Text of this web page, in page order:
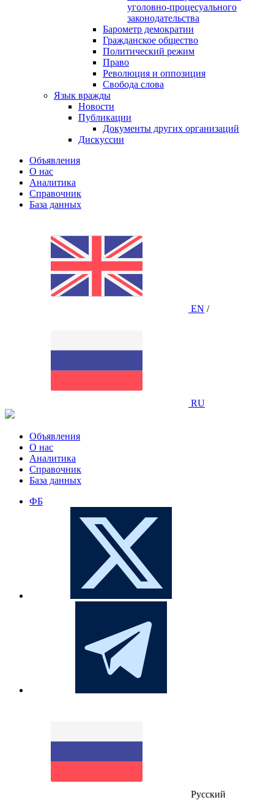
уголовно-процесуального
законодательства
Барометр демократии
Гражданское общество
Политический режим
Право
Революция и оппозиция
Свобода слова
Язык вражды
Новости
Публикации
Документы других организаций
Дискуссии
Объявления
О нас
Аналитика
Справочник
База данных
EN /
RU
Объявления
О нас
Аналитика
Справочник
База данных
ФБ
Русский